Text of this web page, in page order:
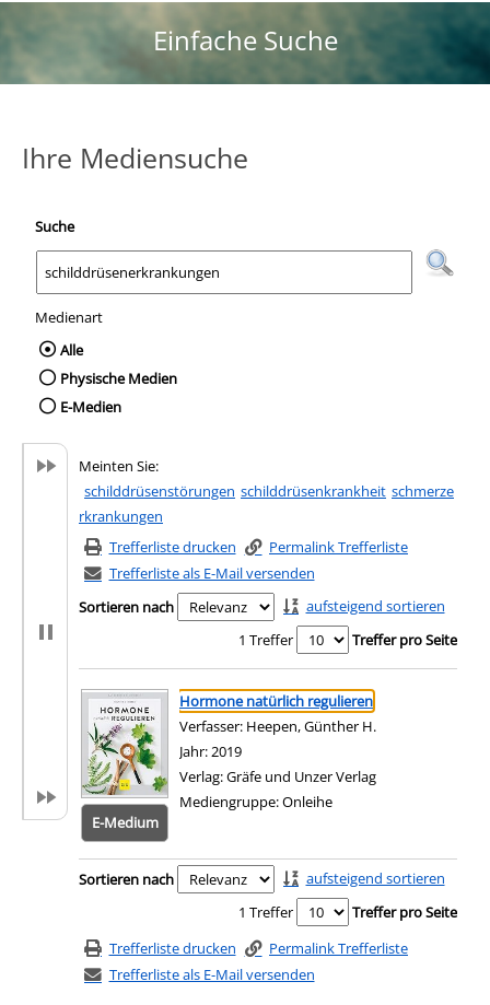
Einfache Suche
Ihre Mediensuche
Suche
Medienart
Wählen Sie die Medienart nach der Sie
Alle
Physische Medien
E-Medien
Meinten Sie:
schilddrüsenstörungen schilddrüsenkrankheit schmerze
rkrankungen
Trefferliste drucken
Permalink Trefferliste
Trefferliste als E-Mail versenden
Sortieren nach
aufsteigend sortieren
1 Treffer
Treffer pro Seite
Suchergebnis
Zu den Suchfiltern springen
E-Medium
Hormone natürlich regulieren
Verfasser: Heepen, Günther H.
Jahr:2019
Verlag:Gräfe und Unzer Verlag
Mediengruppe:Onleihe
Zu den Suchfiltern springen
Sortieren nach
aufsteigend sortieren
1 Treffer
Treffer pro Seite
Trefferliste drucken
Permalink Trefferliste
Trefferliste als E-Mail versenden